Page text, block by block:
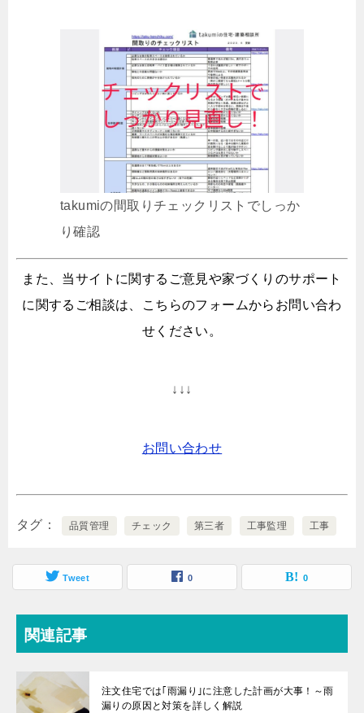
takumiの間取りチェックリストでしっか
り確認
また、当サイトに関するご意見や家づくりのサポート
に関するご相談は、こちらのフォームからお問い合わ
せください。
↓↓↓
お問い合わせ
タグ 品質管理 チェック 第三者 工事監理 工事
Tweet 0 0
関連記事
注文住宅では｢雨漏り｣に注意した計画が大事！～雨
漏りの原因と対策を詳しく解説